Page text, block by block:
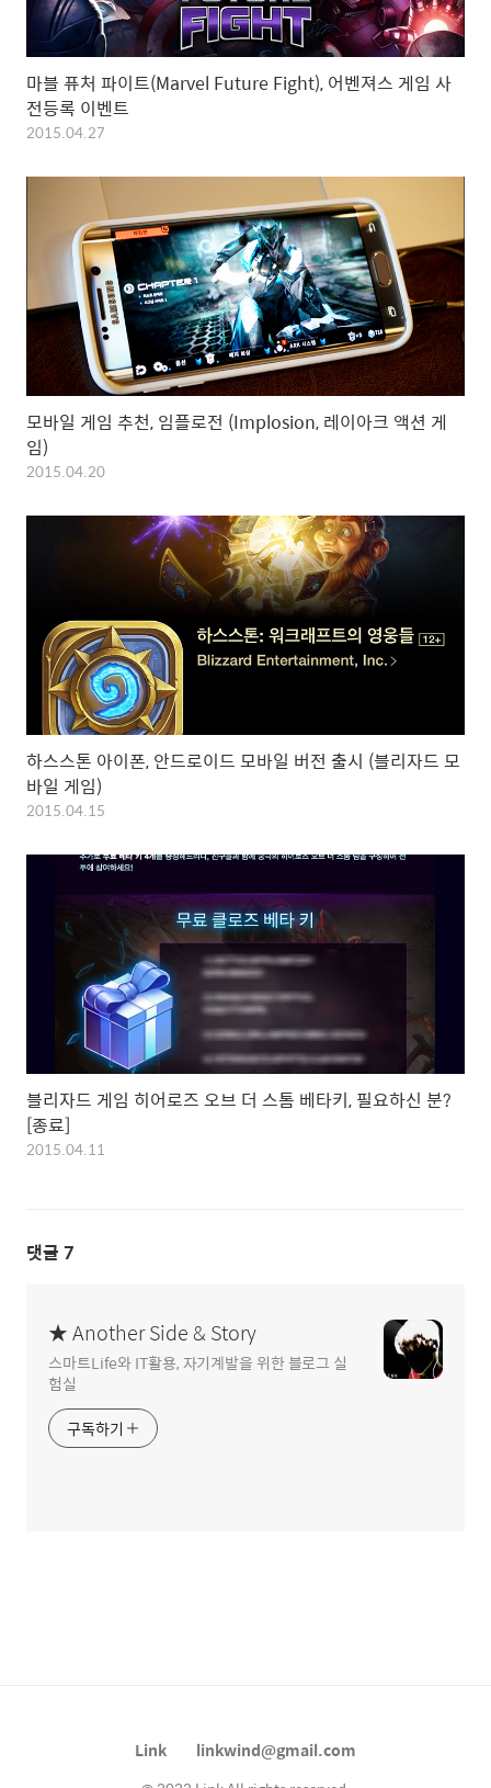
마블 퓨처 파이트(Marvel Future Fight), 어벤져스 게임 사
전등록 이벤트
2015.04.27
모바일 게임 추천, 임플로전 (Implosion, 레이아크 액션 게
임)
2015.04.20
하스스톤 아이폰, 안드로이드 모바일 버전 출시 (블리자드 모
바일 게임)
2015.04.15
블리자드 게임 히어로즈 오브 더 스톰 베타키, 필요하신 분?
[종료]
2015.04.11
댓글 7
★ Another Side & Story
스마트Life와 IT활용, 자기계발을 위한 블로그 실
험실
구독하기
Link linkwind@gmail.com